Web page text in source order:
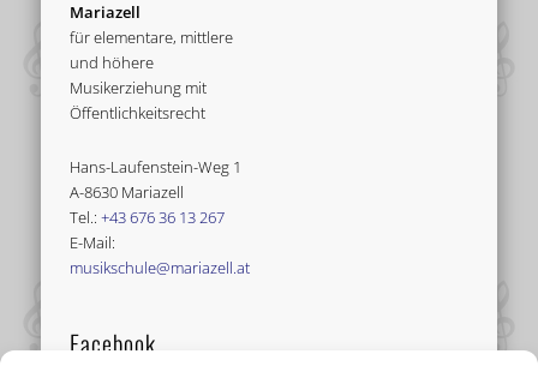
Mariazell
für elementare, mittlere
und höhere
Musikerziehung mit
Öffentlichkeitsrecht
Hans-Laufenstein-Weg 1
A-8630 Mariazell
Tel.:+43 676 36 13 267
E-Mail:
musikschule@mariazell.at
Facebook